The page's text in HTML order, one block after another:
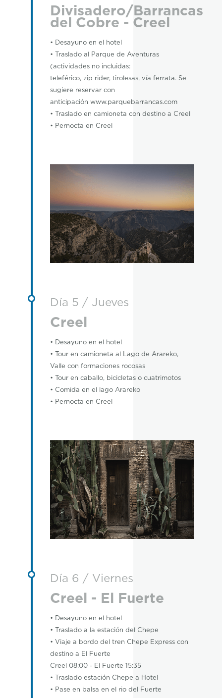
Divisadero/Barrancas
del Cobre - Creel
• Desayuno en el hotel
• Traslado al Parque de Aventuras
(actividades no incluidas:
teleférico, zip rider, tirolesas, vía ferrata. Se
sugiere reservar con
anticipación www.parquebarrancas.com
• Traslado en camioneta con destino a Creel
• Pernocta en Creel
Día 5 / Jueves
Creel
• Desayuno en el hotel
• Tour en camioneta al Lago de Arareko,
Valle con formaciones rocosas
• Tour en caballo, bicicletas o cuatrimotos
• Comida en el lago Arareko
• Pernocta en Creel
Día 6 / Viernes
Creel - El Fuerte
• Desayuno en el hotel
• Traslado a la estación del Chepe
• Viaje a bordo del tren Chepe Express con
destino a El Fuerte
Creel 08:00 - El Fuerte 15:35
• Traslado estación Chepe a Hotel
• Pase en balsa en el rio del Fuerte